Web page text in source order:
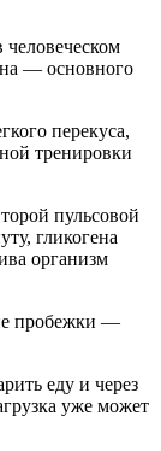
— основного
перекуса,
тренировки
пульсовой
гликогена
организм
пробежки —
еду и через
уже может